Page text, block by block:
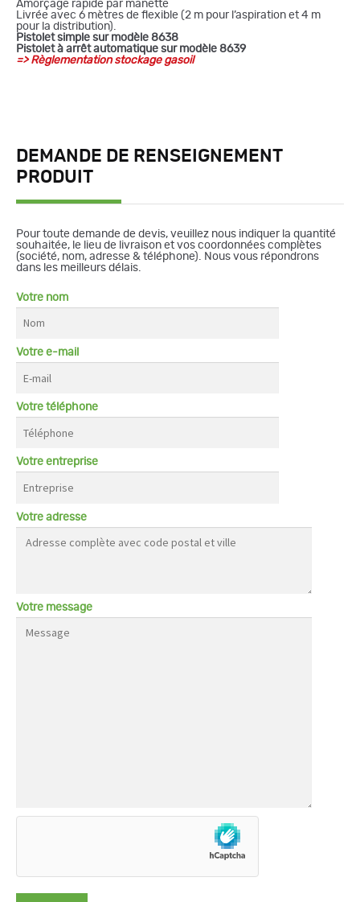
Amorçage rapide par manette
Livrée avec 6 mètres de flexible (2 m pour l’aspiration et 4 m
pour la distribution).
Pistolet simple sur modèle 8638
Pistolet à arrêt automatique sur modèle 8639
=>Règlementation stockage gasoil
DEMANDE DE RENSEIGNEMENT
PRODUIT
Pour toute demande de devis, veuillez nous indiquer la quantité
souhaitée, le lieu de livraison et vos coordonnées complètes
(société, nom, adresse & téléphone). Nous vous répondrons
dans les meilleurs délais.
Votre nom
Votre e-mail
Votre téléphone
Votre entreprise
Votre adresse
Votre message